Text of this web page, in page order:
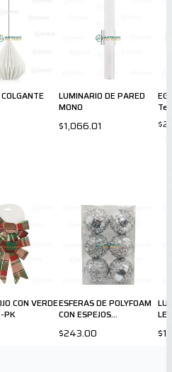
LUMINARIO DE PARED
MONO
$1,066.01
CON VERDE
PK
ESFERAS DE POLYFOAM
CON ESPEJOS
$243.00